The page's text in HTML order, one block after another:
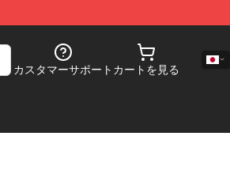
カスタマーサポート カートを見る